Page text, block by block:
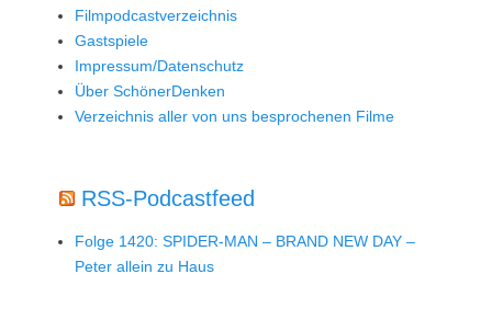
Filmpodcastverzeichnis
Gastspiele
Impressum/Datenschutz
Über SchönerDenken
Verzeichnis aller von uns besprochenen Filme
RSS-Podcastfeed
Folge 1420: SPIDER-MAN – BRAND NEW DAY –
Peter allein zu Haus